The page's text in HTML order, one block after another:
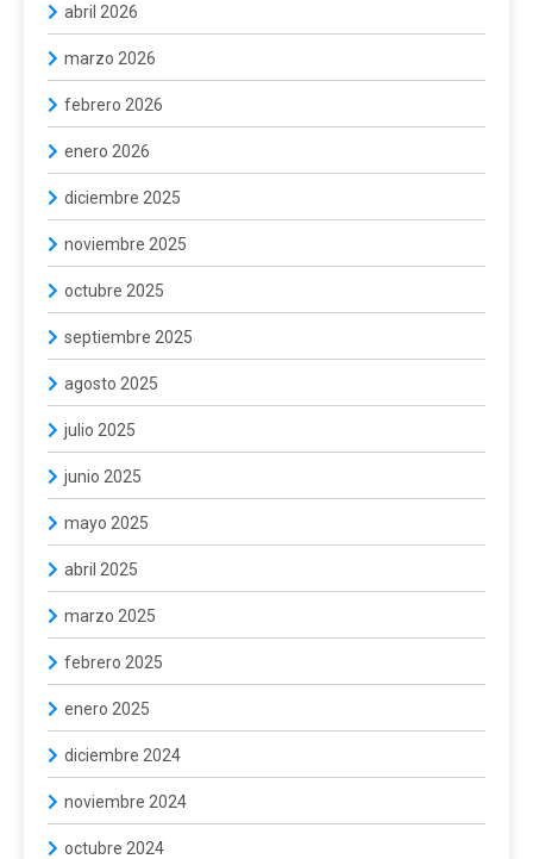
abril 2026
marzo 2026
febrero 2026
enero 2026
diciembre 2025
noviembre 2025
octubre 2025
septiembre 2025
agosto 2025
julio 2025
junio 2025
mayo 2025
abril 2025
marzo 2025
febrero 2025
enero 2025
diciembre 2024
noviembre 2024
octubre 2024